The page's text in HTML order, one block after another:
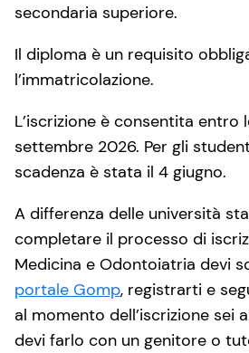
secondaria superiore.
Il diploma è un requisito
l’immatricolazione.
L’iscrizione è consentita entro
settembre 2026. Per gli
scadenza è stata il 4 giugno.
A differenza delle università
completare il processo di
Medicina e Odontoiatria devi
portale Gomp, registrarti e
al momento dell’iscrizione sei
devi farlo con un genitore o